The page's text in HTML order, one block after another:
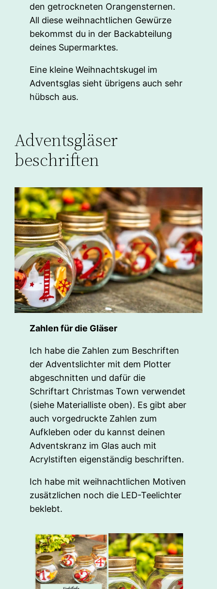
den getrockneten Orangensternen.
All diese weihnachtlichen Gewürze
bekommst du in der Backabteilung
deines Supermarktes.
Eine kleine Weihnachtskugel im
Adventsglas sieht übrigens auch sehr
hübsch aus.
Adventsgläser
beschriften
Zahlen für die Gläser
Ich habe die Zahlen zum Beschriften
der Adventslichter mit dem Plotter
abgeschnitten und dafür die
Schriftart Christmas Town verwendet
(siehe Materialliste oben). Es gibt aber
auch vorgedruckte Zahlen zum
Aufkleben oder du kannst deinen
Adventskranz im Glas auch mit
Acrylstiften eigenständig beschriften.
Ich habe mit weihnachtlichen Motiven
zusätzlichen noch die LED-Teelichter
beklebt.